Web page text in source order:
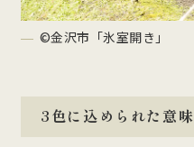
©金沢市「氷室開き」
3色に込められた意味